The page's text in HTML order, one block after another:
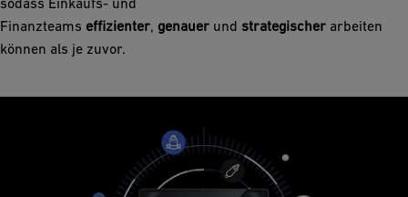
Finanzteams effizienter, genauer und strategischer arbeiten
können als je zuvor.